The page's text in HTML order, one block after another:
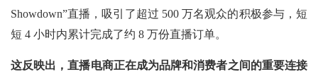
Showdown”直播，吸引了超过 500 万名观众的积极参与，短
短 4 小时内累计完成了约 8 万份直播订单。
这反映出，直播电商正在成为品牌和消费者之间的重要连接